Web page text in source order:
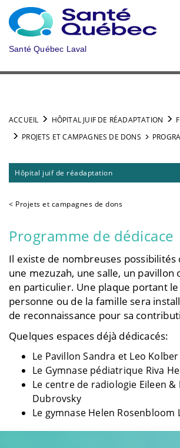
Aller au menu principal
Santé Québec Laval
ACCUEIL HÔPITAL JUIF DE RÉADAPTATION
PROJETS ET CAMPAGNES DE DONS
Hôpital juif de réadaptation
< Projets et campagnes de dons
Programme de dédicace
Il existe de nombreuses possibilités
une mezuzah, une salle, un pavillon
en particulier. Une plaque portant
personne ou de la famille sera
de reconnaissance pour sa
Quelques espaces déjà dédicacés:
Le Pavillon Sandra et Leo Kolber
Le Gymnase pédiatrique Riva
Le centre de radiologie Eileen &
Dubrovsky
Le gymnase Helen Rosenbloom